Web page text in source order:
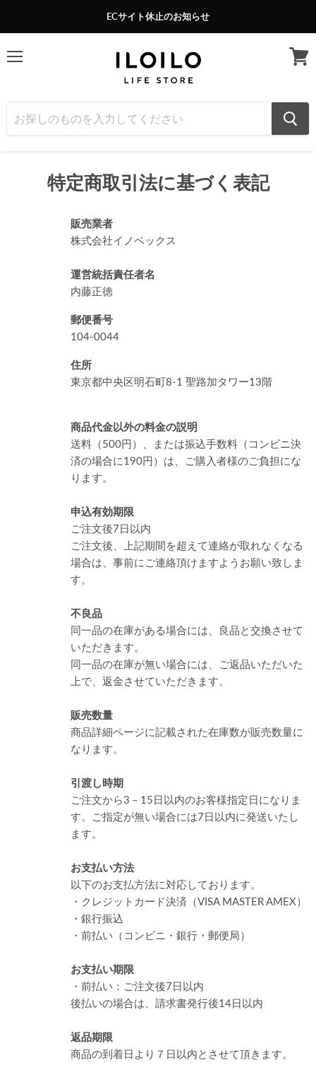
ECサイト休止のお知らせ
ー
を
見
る
特定商取引法に基づく表記
販売業者
株式会社イノベックス
運営統括責任者名
内藤正徳
郵便番号
104-0044
住所
東京都中央区明石町8-1 聖路加タワー13階
商品代金以外の料金の説明
送料（500円）、または振込手数料（コンビニ決
済の場合に190円）は、ご購入者様のご負担にな
ります。
申込有効期限
ご注文後7日以内
ご注文後、上記期間を超えて連絡が取れなくなる
場合は、事前にご連絡頂けますようお願い致しま
す。
不良品
同一品の在庫がある場合には、良品と交換させて
いただきます。
同一品の在庫が無い場合には、ご返品いただいた
上で、返金させていただきます。
販売数量
商品詳細ページに記載された在庫数が販売数量に
なります。
引渡し時期
ご注文から3－15日以内のお客様指定日になりま
す。ご指定が無い場合には7日以内に発送いたし
ます。
お支払い方法
以下のお支払方法に対応しております。
・クレジットカード決済（VISA MASTER AMEX）
・銀行振込
・前払い（コンビニ・銀行・郵便局）
お支払い期限
・前払い：ご注文後7日以内
後払いの場合は、請求書発行後14日以内
返品期限
商品の到着日より７日以内とさせて頂きます。